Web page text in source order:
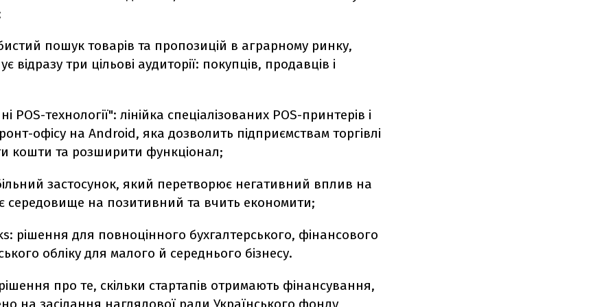
пошук товарів та пропозицій в аграрному ринку,
відразу три цільові аудиторії: покупців, продавців і
POS-технології": лінійка спеціалізованих POS-принтерів і
офісу на Android, яка дозволить підприємствам торгівлі
кошти та розширити функціонал;
застосунок, який перетворює негативний вплив на
середовище на позитивний та вчить економити;
рішення для повноцінного бухгалтерського, фінансового
обліку для малого й середнього бізнесу.
про те, скільки стартапів отримають фінансування,
на засідання наглядової ради Українського фонду